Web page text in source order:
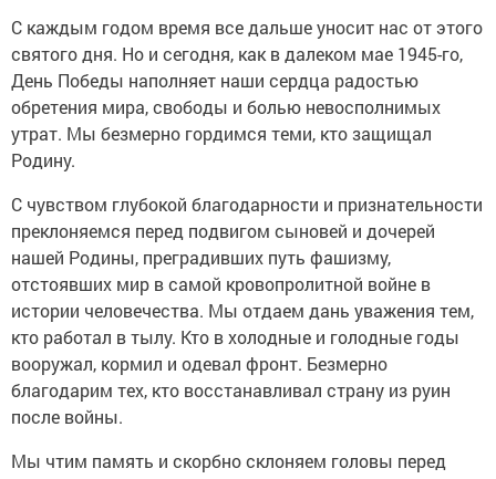
С каждым годом время все дальше уносит нас от этого
святого дня. Но и сегодня, как в далеком мае 1945-го,
День Победы наполняет наши сердца радостью
обретения мира, свободы и болью невосполнимых
утрат. Мы безмерно гордимся теми, кто защищал
Родину.
С чувством глубокой благодарности и признательности
преклоняемся перед подвигом сыновей и дочерей
нашей Родины, преградивших путь фашизму,
отстоявших мир в самой кровопролитной войне в
истории человечества. Мы отдаем дань уважения тем,
кто работал в тылу. Кто в холодные и голодные годы
вооружал, кормил и одевал фронт. Безмерно
благодарим тех, кто восстанавливал страну из руин
после войны.
Мы чтим память и скорбно склоняем головы перед